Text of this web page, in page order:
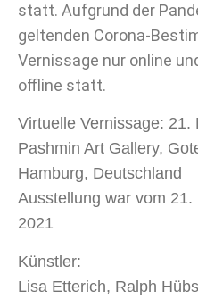
statt. Aufgrund der
geltenden Corona-
Vernissage nur online
offline statt.
Virtuelle Vernissage: 21.
Pashmin Art Gallery,
Hamburg, Deutschland
Ausstellung war vom 21.
2021
Künstler:
Lisa Etterich, Ralph